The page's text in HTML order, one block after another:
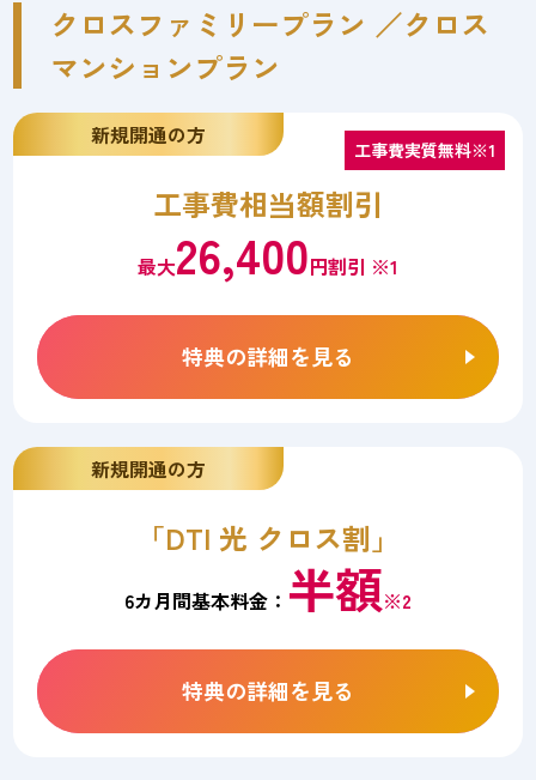
クロスファミリープラン ／クロス
マンションプラン
新規開通の方
工事費実質無料※1
工事費相当額割引
最大26,400円割引 ※1
特典の詳細を見る
新規開通の方
「DTI 光 クロス割」
6カ月間基本料金： 半額※2
特典の詳細を見る